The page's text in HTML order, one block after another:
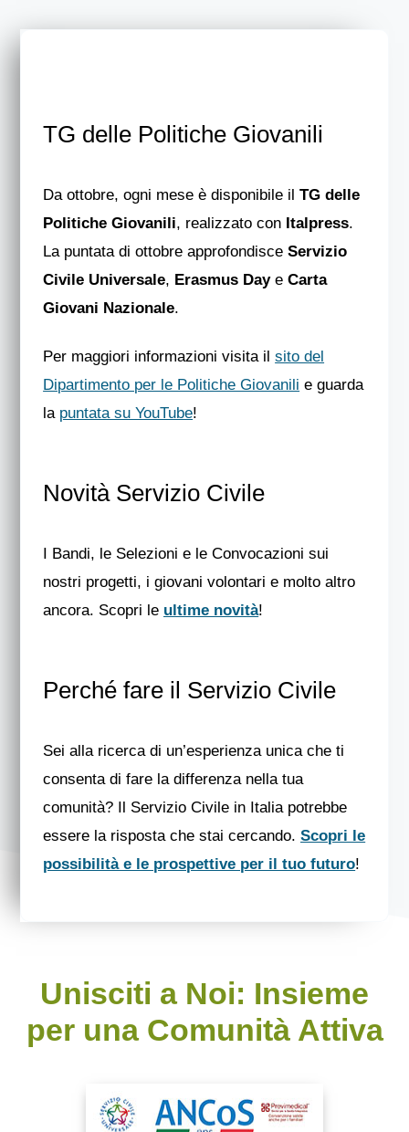
TG delle Politiche Giovanili
Da ottobre, ogni mese è disponibile ilTG delle
Politiche Giovanili, realizzato con Italpress.
La puntata di ottobre approfondisceServizio
Civile Universale, Erasmus DayeCarta
Giovani Nazionale.
Per maggiori informazioni visita ilsito del
Dipartimento per le Politiche Giovanili e guarda
la puntata su YouTube!
Novità Servizio Civile
I Bandi, le Selezioni e le Convocazioni sui
nostri progetti, i giovani volontari e molto altro
ancora. Scopri le ultime novità!
Perché fare il Servizio Civile
Sei alla ricerca di un’esperienza unica che ti
consenta di fare la differenza nella tua
comunità? Il Servizio Civile in Italia potrebbe
essere la risposta che stai cercando.Scopri le
possibilità e le prospettive per il tuo futuro!
Unisciti a Noi: Insieme
per una Comunità Attiva